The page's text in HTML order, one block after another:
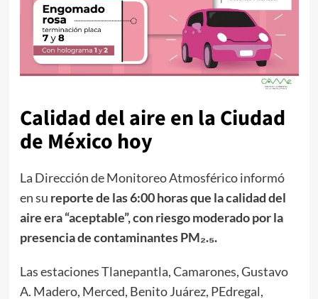
Calidad del aire en la Ciudad
de México hoy
La Dirección de Monitoreo Atmosférico informó
en su reporte de las 6:00 horas que la calidad del
aire era “aceptable”, con riesgo moderado por la
presencia de contaminantes PM₂.₅.
Las estaciones Tlanepantla, Camarones, Gustavo
A. Madero, Merced, Benito Juárez, PEdregal,